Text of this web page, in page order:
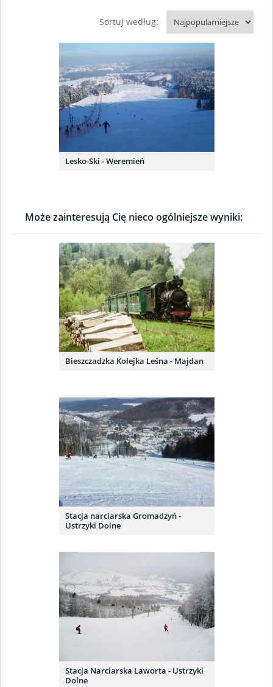
Sortuj według:
Lesko-Ski - Weremień
Może zainteresują Cię nieco ogólniejsze wyniki:
Bieszczadzka Kolejka Leśna - Majdan
Stacja narciarska Gromadzyń -
Ustrzyki Dolne
Stacja Narciarska Laworta - Ustrzyki
Dolne